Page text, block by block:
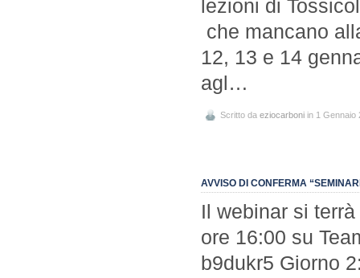
lezioni di
che mancano
12, 13 e 14
agl…
Scritto da eziocarboni in 1 Gennaio
AVVISO DI CONFERMA
Il webinar si
ore 16:00 su
b9dukr5 Giorno